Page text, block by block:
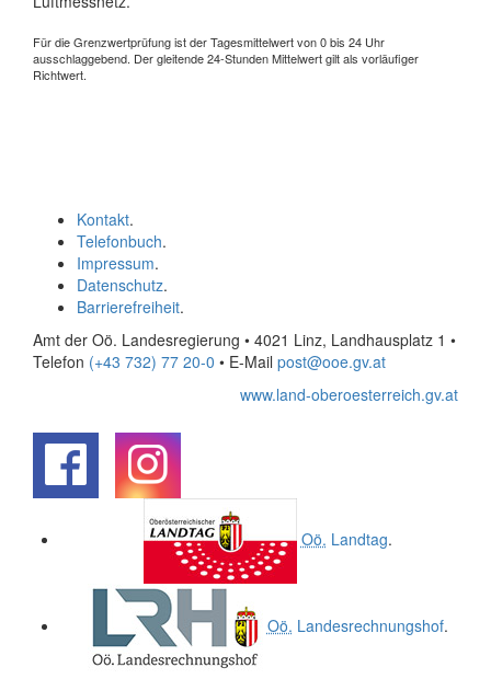
Für die Grenzwertprüfung ist der Tagesmittelwert von 0 bis 24 Uhr
ausschlaggebend. Der gleitende 24-Stunden Mittelwert gilt als vorläufiger
Richtwert.
Kontakt.
Telefonbuch.
Impressum.
Datenschutz.
Barrierefreiheit.
Amt der Oö. Landesregierung • 4021 Linz, Landhausplatz 1 •
Telefon (+43 732) 77 20-0 • E-Mail post@ooe.gv.at
www.land-oberoesterreich.gv.at
Oö. Landtag.
Oö. Landesrechnungshof.